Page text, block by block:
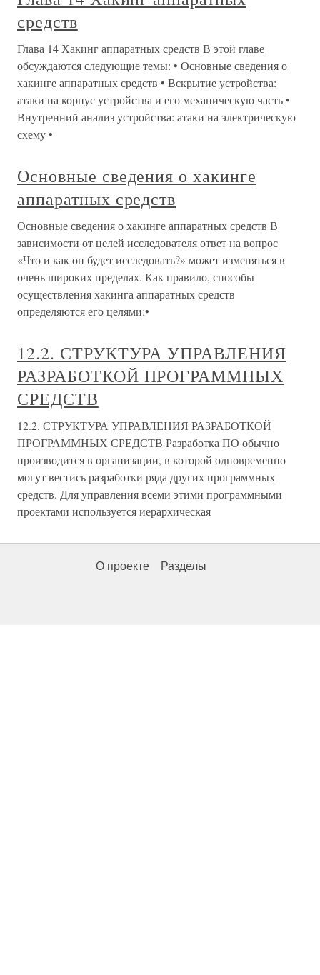
средств
Глава 14 Хакинг аппаратных средств В этой главе
обсуждаются следующие темы: • Основные сведения о
хакинге аппаратных средств • Вскрытие устройства:
атаки на корпус устройства и его механическую часть •
Внутренний анализ устройства: атаки на электрическую
схему •
Основные сведения о хакинге
аппаратных средств
Основные сведения о хакинге аппаратных средств В
зависимости от целей исследователя ответ на вопрос
«Что и как он будет исследовать?» может изменяться в
очень широких пределах. Как правило, способы
осуществления хакинга аппаратных средств
определяются его целями:•
12.2. СТРУКТУРА УПРАВЛЕНИЯ
РАЗРАБОТКОЙ ПРОГРАММНЫХ
СРЕДСТВ
12.2. СТРУКТУРА УПРАВЛЕНИЯ РАЗРАБОТКОЙ
ПРОГРАММНЫХ СРЕДСТВ Разработка ПО обычно
производится в организации, в которой одновременно
могут вестись разработки ряда других программных
средств. Для управления всеми этими программными
проектами используется иерархическая
О проекте Разделы